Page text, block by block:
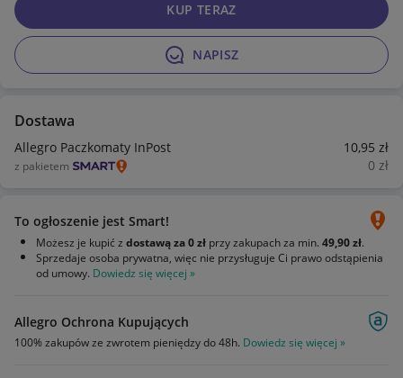
NAPISZ
KUP TERAZ
Dostawa
Allegro Paczkomaty InPost 10,95 zł
z pakietem 0 zł
To ogłoszenie jest Smart!
Możesz je kupić z dostawą za 0 zł przy zakupach za min. 49,90 zł.
Sprzedaje osoba prywatna, więc nie przysługuje Ci prawo odstąpienia
od umowy. Dowiedz się więcej »
Allegro Ochrona Kupujących
100% zakupów ze zwrotem pieniędzy do 48h. Dowiedz się więcej »